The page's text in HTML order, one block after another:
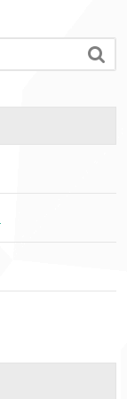
